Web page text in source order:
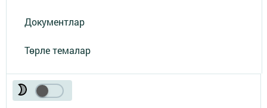
Документлар
Төрле темалар